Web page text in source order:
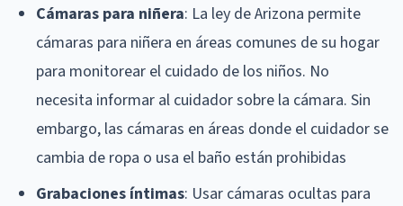
Cámaras para niñera: La ley de Arizona permite
cámaras para niñera en áreas comunes de su hogar
para monitorear el cuidado de los niños. No
necesita informar al cuidador sobre la cámara. Sin
embargo, las cámaras en áreas donde el cuidador se
cambia de ropa o usa el baño están prohibidas
Grabaciones íntimas: Usar cámaras ocultas para